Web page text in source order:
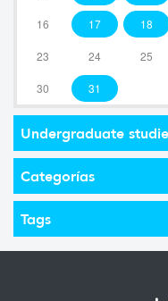
16 17 18
23 24 25
30 31
Undergraduate
Categorías
Tags